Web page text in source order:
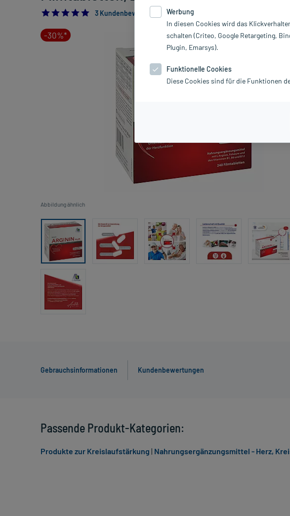
5.0
3 Kundenbewertungen*
-30%*
Abbildung ähnlich
Gebrauchsinformationen Kundenbewertungen
Passende Produkt-Kategorien:
Produkte zur Kreislaufstärkung | Nahrungsergänzungsmittel - Herz,
Werbung
In diesen Cookies wird das
schalten (Criteo, Google Retargeting,
Plugin, Emarsys).
Funktionelle Cookies
Diese Cookies sind für die Funktionen